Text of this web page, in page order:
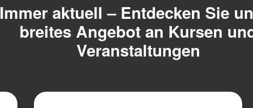
Immer aktuell – Entdecken Sie
breites Angebot an Kursen
Veranstaltungen